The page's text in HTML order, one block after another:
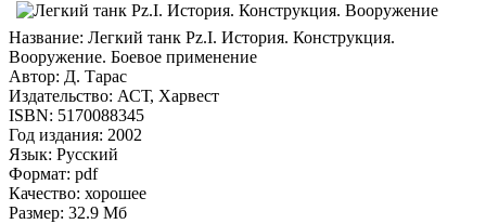
Название: Легкий танк Pz.I. История. Конструкция.
Вооружение. Боевое применение
Автор: Д. Тарас
Издательство: АСТ, Харвест
ISBN: 5170088345
Год издания: 2002
Язык: Русский
Формат: pdf
Качество: хорошее
Размер: 32.9 Мб